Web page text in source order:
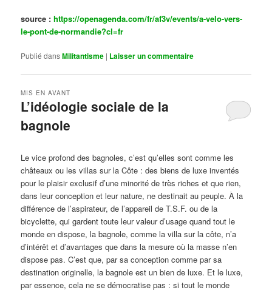
source :https://openagenda.com/fr/af3v/events/a-velo-vers-
le-pont-de-normandie?cl=fr
Publié dansMilitantisme | Laisser un commentaire
L’idéologie sociale de la
bagnole
MIS EN AVANT
Le vice profond des bagnoles, c’est qu’elles sont comme les
châteaux ou les villas sur la Côte : des biens de luxe inventés
pour le plaisir exclusif d’une minorité de très riches et que rien,
dans leur conception et leur nature, ne destinait au peuple. À la
différence de l’aspirateur, de l’appareil de T.S.F. ou de la
bicyclette, qui gardent toute leur valeur d’usage quand tout le
monde en dispose, la bagnole, comme la villa sur la côte, n’a
d’intérêt et d’avantages que dans la mesure où la masse n’en
dispose pas. C’est que, par sa conception comme par sa
destination originelle, la bagnole est un bien de luxe. Et le luxe,
par essence, cela ne se démocratise pas : si tout le monde